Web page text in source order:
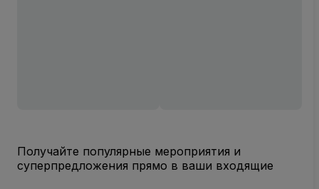
Получайте популярные мероприятия и
суперпредложения прямо в ваши входящие